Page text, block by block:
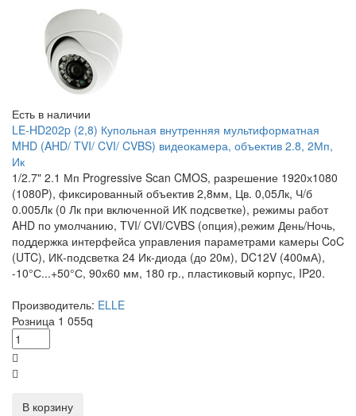
Есть в наличии
LE-HD202p (2,8) Купольная внутренняя мультиформатная
MHD (AHD/ TVI/ CVI/ CVBS) видеокамера, объектив 2.8, 2Мп,
Ик
1/2.7" 2.1 Мп Progressive Scan CMOS, разрешение 1920х1080
(1080P), фиксированный объектив 2,8мм, Цв. 0,05Лк, Ч/б
0.005Лк (0 Лк при включенной ИК подсветке), режимы работ
AHD по умолчанию, TVI/ CVI/CVBS (опция),режим День/Ночь,
поддержка интерфейса управления параметрами камеры CoC
(UTC), ИК-подсветка 24 Ик-диода (до 20м), DC12V (400мА),
-10°С...+50°С, 90х60 мм, 180 гр., пластиковый корпус, IP20.
Производитель: ELLE
Розница 1 055q
В корзину